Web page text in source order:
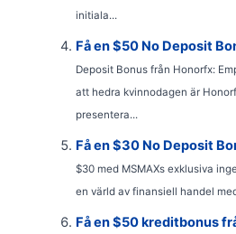
initiala...
Få en $50 No Deposit
Deposit Bonus från Honorfx:
att hedra kvinnodagen är
presentera...
Få en $30 No Deposit
$30 med MSMAXs exklusiva
en värld av finansiell handel
Få en $50 kreditbonus